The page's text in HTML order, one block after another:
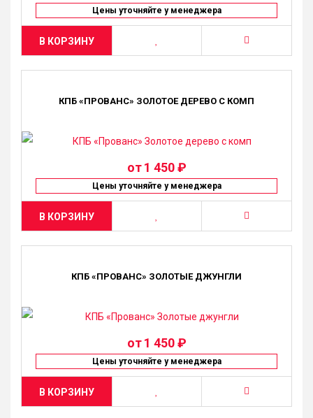
Цены уточняйте у менеджера
В КОРЗИНУ
КПБ «ПРОВАНС» ЗОЛОТОЕ ДЕРЕВО С КОМП
от 1 450 ₽
Цены уточняйте у менеджера
В КОРЗИНУ
КПБ «ПРОВАНС» ЗОЛОТЫЕ ДЖУНГЛИ
от 1 450 ₽
Цены уточняйте у менеджера
В КОРЗИНУ